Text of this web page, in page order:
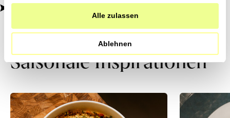
haben.
Alle zulassen
Ablehnen
100% transparent, 0% Zusatzstoffe.
Saisonale Inspirationen